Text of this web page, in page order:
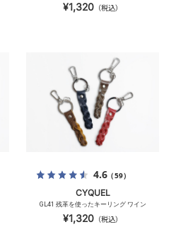
¥1,320 （税込）
4.6（59）
CYQUEL
GL41 残革を使ったキーリング ワイン
¥1,320 （税込）